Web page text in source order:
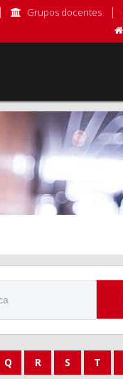
Grupos docentes
Q R S T